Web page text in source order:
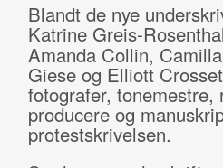
Blandt de nye
Katrine Greis-
Amanda Collin,
Giese og Elliott
fotografer, tonemestre,
producere og
protestskrivelsen.